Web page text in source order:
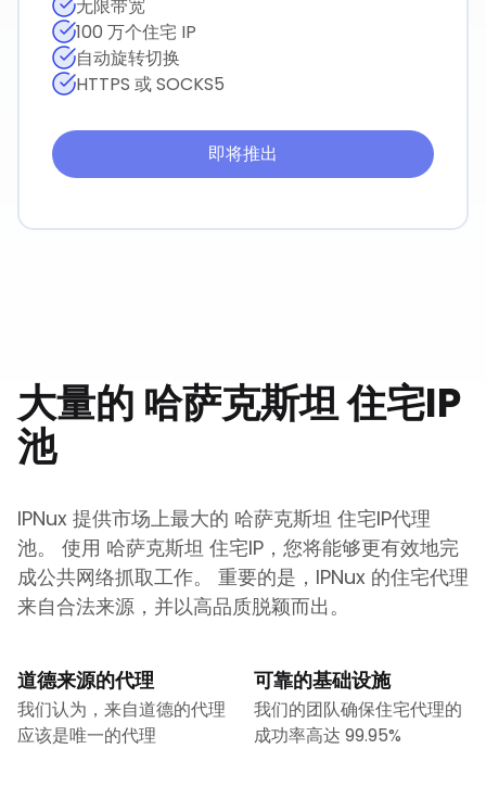
无限带宽
100 万个住宅 IP
自动旋转切换
HTTPS 或 SOCKS5
即将推出
大量的 哈萨克斯坦住宅IP
池
IPNux 提供市场上最大的 哈萨克斯坦 住宅IP代理
池。 使用 哈萨克斯坦 住宅IP，您将能够更有效地完
成公共网络抓取工作。 重要的是，IPNux 的住宅代理
来自合法来源，并以高品质脱颖而出。
道德来源的代理
我们认为，来自道德的代理
应该是唯一的代理
可靠的基础设施
我们的团队确保住宅代理的
成功率高达 99.95%